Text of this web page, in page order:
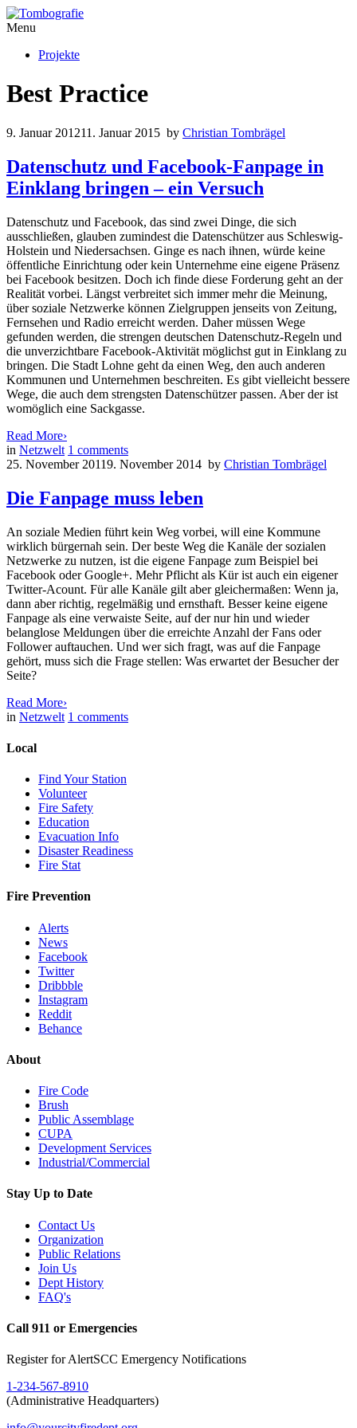
Menu
Projekte
Best Practice
9. Januar 201211. Januar 2015 by Christian Tombrägel
Datenschutz und Facebook-Fanpage in
Einklang bringen – ein Versuch
Datenschutz und Facebook, das sind zwei Dinge, die sich
ausschließen, glauben zumindest die Datenschützer aus Schleswig-
Holstein und Niedersachsen. Ginge es nach ihnen, würde keine
öffentliche Einrichtung oder kein Unternehme eine eigene Präsenz
bei Facebook besitzen. Doch ich finde diese Forderung geht an der
Realität vorbei. Längst verbreitet sich immer mehr die Meinung,
über soziale Netzwerke können Zielgruppen jenseits von Zeitung,
Fernsehen und Radio erreicht werden. Daher müssen Wege
gefunden werden, die strengen deutschen Datenschutz-Regeln und
die unverzichtbare Facebook-Aktivität möglichst gut in Einklang zu
bringen. Die Stadt Lohne geht da einen Weg, den auch anderen
Kommunen und Unternehmen beschreiten. Es gibt vielleicht bessere
Wege, die auch dem strengsten Datenschützer passen. Aber der ist
womöglich eine Sackgasse.
Read More›
in Netzwelt 1 comments
25. November 20119. November 2014 by Christian Tombrägel
Die Fanpage muss leben
An soziale Medien führt kein Weg vorbei, will eine Kommune
wirklich bürgernah sein. Der beste Weg die Kanäle der sozialen
Netzwerke zu nutzen, ist die eigene Fanpage zum Beispiel bei
Facebook oder Google+. Mehr Pflicht als Kür ist auch ein eigener
Twitter-Acount. Für alle Kanäle gilt aber gleichermaßen: Wenn ja,
dann aber richtig, regelmäßig und ernsthaft. Besser keine eigene
Fanpage als eine verwaiste Seite, auf der nur hin und wieder
belanglose Meldungen über die erreichte Anzahl der Fans oder
Follower auftauchen. Und wer sich fragt, was auf die Fanpage
gehört, muss sich die Frage stellen: Was erwartet der Besucher der
Seite?
Read More›
in Netzwelt 1 comments
Local
Find Your Station
Volunteer
Fire Safety
Education
Evacuation Info
Disaster Readiness
Fire Stat
Fire Prevention
Alerts
News
Facebook
Twitter
Dribbble
Instagram
Reddit
Behance
About
Fire Code
Brush
Public Assemblage
CUPA
Development Services
Industrial/Commercial
Stay Up to Date
Contact Us
Organization
Public Relations
Join Us
Dept History
FAQ's
Call 911 or Emergencies
Register for AlertSCC Emergency Notifications
1-234-567-8910
(Administrative Headquarters)